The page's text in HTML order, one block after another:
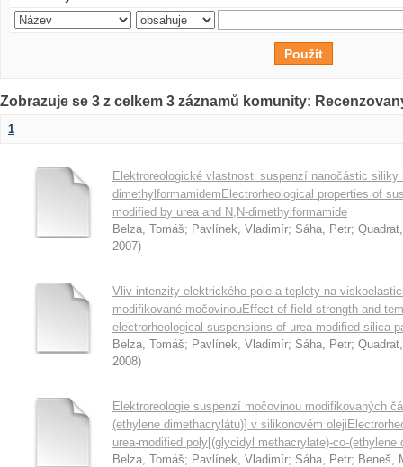
Zobrazuje se 3 z celkem 3 záznamů komunity:
1
Elektroreologické vlastnosti suspenzí nanočástic siliky
dimethylformamidemElectrorheological properties of
modified by urea and N,N-dimethylformamide
Belza, Tomáš; Pavlínek, Vladimír; Sáha, Petr;
2007)
Vliv intenzity elektrického pole a teploty na
modifikované močovinouEffect of field strength and
electrorheological suspensions of urea modified silica
Belza, Tomáš; Pavlínek, Vladimír; Sáha, Petr;
2008)
Elektroreologie suspenzí močovinou modifikovaných
(ethylene dimethacrylátu)] v silikonovém
urea-modified poly[(glycidyl methacrylate)-co-
Belza, Tomáš; Pavlínek, Vladimír; Sáha, Petr; Beneš,